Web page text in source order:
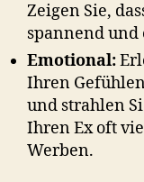
Zeigen Sie,
spannend
Emotional:
Ihren
und strahlen
Ihren Ex oft
Werben.